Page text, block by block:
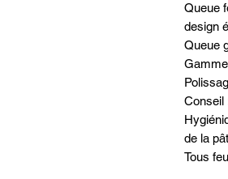
Queue
design
Queue
Conseil
de la
Tous